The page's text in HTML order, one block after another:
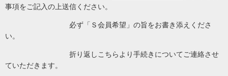
事項をご記入の上送信ください。
必ず「Ｓ会員希望」の旨をお書き添えくださ
い。
折り返しこちらより手続きについてご連絡させ
ていただきます。